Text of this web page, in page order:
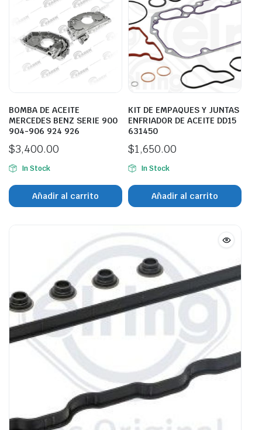
BOMBA DE ACEITE
MERCEDES BENZ SERIE 900
904-906 924 926
$3,400.00
In Stock
Añadir al carrito
KIT DE EMPAQUES Y JUNTAS
ENFRIADOR DE ACEITE DD15
631450
$1,650.00
In Stock
Añadir al carrito